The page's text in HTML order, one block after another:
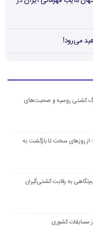
می‌رود!
کشتی روسیه و صحبت‌های
روزهای سخت تا بازگشت به
به رقابت کشتی‌گیران
مسابقات کشوری